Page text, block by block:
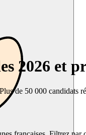
2026 et
de 50 000 candidats